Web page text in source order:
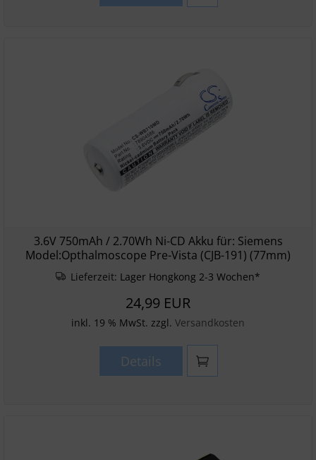
3.6V 750mAh / 2.70Wh Ni-CD Akku für: Siemens
Model:Opthalmoscope Pre-Vista (CJB-191) (77mm)
Lieferzeit: Lager Hongkong 2-3 Wochen*
24,99 EUR
inkl. 19 % MwSt. zzgl. Versandkosten
Details